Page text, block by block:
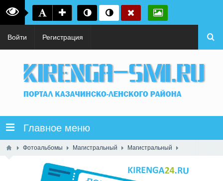
Войти Регистрация
Главное меню
Фотоальбомы Магистральный Магистральный